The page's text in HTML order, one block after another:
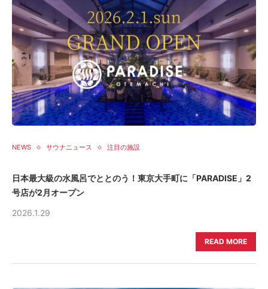
NEWS サウナニュース 注目の施設
日本最大級の水風呂でととのう！東京大手町に「PARADISE」2
号店が2月オープン
2026.1.29
READ MORE